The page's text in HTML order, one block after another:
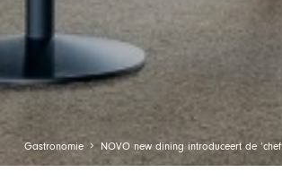
Gastronomie NOVO new dining introduceert de